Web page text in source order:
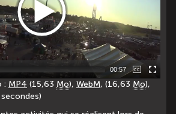
00:57
: MP4 (15,63 Mo), WebM, (16,63 Mo),